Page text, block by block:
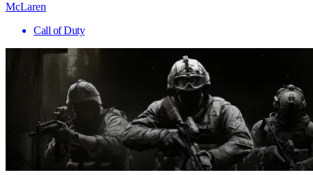
McLaren
Call of Duty